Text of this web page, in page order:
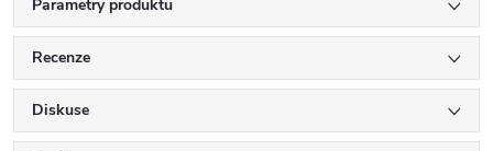
Parametry produktu
Recenze
Diskuse